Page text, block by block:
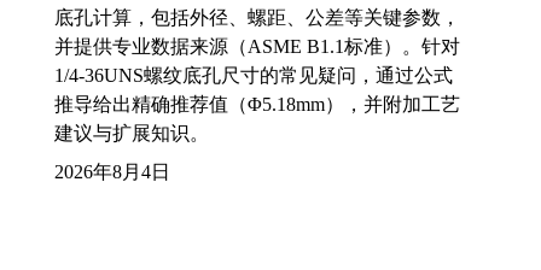
底孔计算，包括外径、螺距、公差等关键参数，
并提供专业数据来源（ASME B1.1标准）。针对
1/4-36UNS螺纹底孔尺寸的常见疑问，通过公式
推导给出精确推荐值（Φ5.18mm），并附加工艺
建议与扩展知识。
2026年8月4日